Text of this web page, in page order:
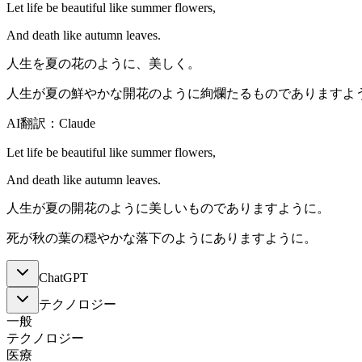
Let life be beautiful like summer flowers,
And death like autumn leaves.
人生を夏の花のように、美しく。
人生が夏の鮮やかな開花のように絢爛たるものでありますよ
AI翻訳：Claude
Let life be beautiful like summer flowers,
And death like autumn leaves.
人生が夏の開花のように美しいものでありますように。
死が秋の葉の穏やかな落下のようにありますように。
ChatGPT
テクノロジー
一般
テクノロジー
医療